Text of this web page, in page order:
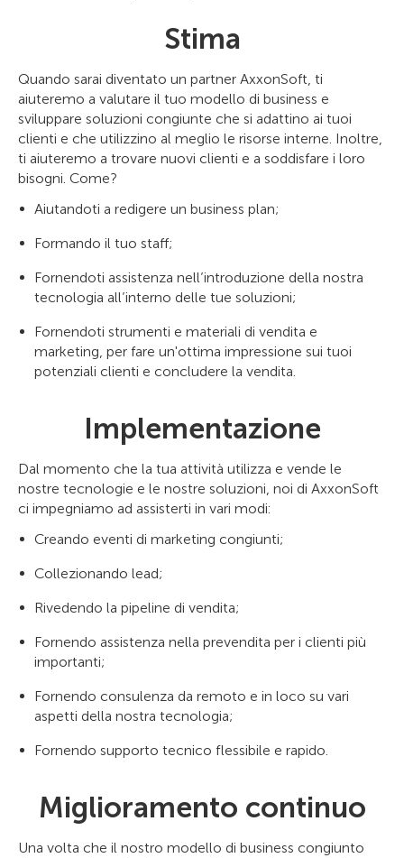
Stima
Quando sarai diventato un partner AxxonSoft, ti
aiuteremo a valutare il tuo modello di business e
sviluppare soluzioni congiunte che si adattino ai tuoi
clienti e che utilizzino al meglio le risorse interne. Inoltre,
ti aiuteremo a trovare nuovi clienti e a soddisfare i loro
bisogni. Come?
Aiutandoti a redigere un business plan;
Formando il tuo staff;
Fornendoti assistenza nell’introduzione della nostra
tecnologia all’interno delle tue soluzioni;
Fornendoti strumenti e materiali di vendita e
marketing, per fare un'ottima impressione sui tuoi
potenziali clienti e concludere la vendita.
Implementazione
Dal momento che la tua attività utilizza e vende le
nostre tecnologie e le nostre soluzioni, noi di AxxonSoft
ci impegniamo ad assisterti in vari modi:
Creando eventi di marketing congiunti;
Collezionando lead;
Rivedendo la pipeline di vendita;
Fornendo assistenza nella prevendita per i clienti più
importanti;
Fornendo consulenza da remoto e in loco su vari
aspetti della nostra tecnologia;
Fornendo supporto tecnico flessibile e rapido.
Miglioramento continuo
Una volta che il nostro modello di business congiunto